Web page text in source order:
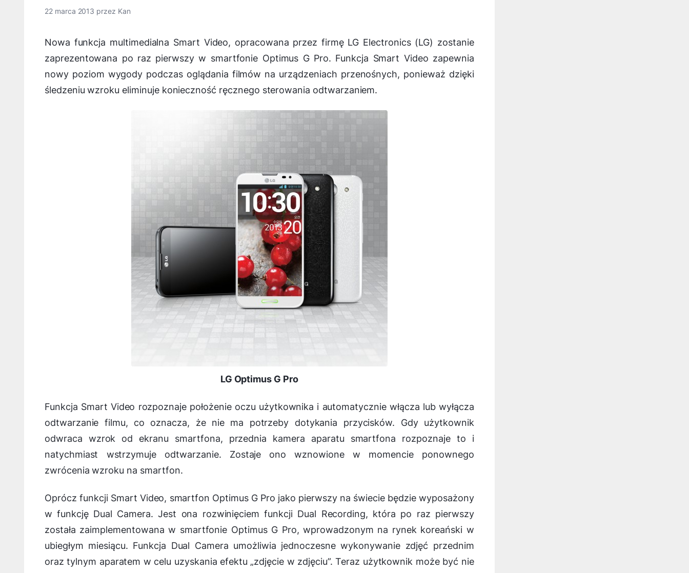
22 marca 2013 przez Kan
Nowa funkcja multimedialna Smart Video, opracowana przez firmę LG Electronics (LG) zostanie
zaprezentowana po raz pierwszy w smartfonie Optimus G Pro. Funkcja Smart Video zapewnia
nowy poziom wygody podczas oglądania filmów na urządzeniach przenośnych, ponieważ dzięki
śledzeniu wzroku eliminuje konieczność ręcznego sterowania odtwarzaniem.
LG Optimus G Pro
Funkcja Smart Video rozpoznaje położenie oczu użytkownika i automatycznie włącza lub wyłącza
odtwarzanie filmu, co oznacza, że nie ma potrzeby dotykania przycisków. Gdy użytkownik
odwraca wzrok od ekranu smartfona, przednia kamera aparatu smartfona rozpoznaje to i
natychmiast wstrzymuje odtwarzanie. Zostaje ono wznowione w momencie ponownego
zwrócenia wzroku na smartfon.
Oprócz funkcji Smart Video, smartfon Optimus G Pro jako pierwszy na świecie będzie wyposażony
w funkcję Dual Camera. Jest ona rozwinięciem funkcji Dual Recording, która po raz pierwszy
została zaimplementowana w smartfonie Optimus G Pro, wprowadzonym na rynek koreański w
ubiegłym miesiącu. Funkcja Dual Camera umożliwia jednoczesne wykonywanie zdjęć przednim
oraz tylnym aparatem w celu uzyskania efektu „zdjęcie w zdjęciu”. Teraz użytkownik może być nie